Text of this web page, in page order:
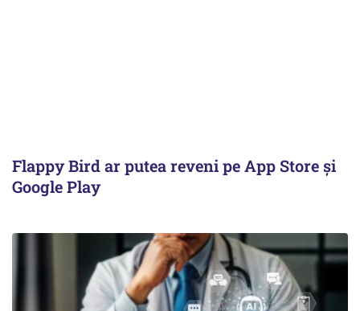
Flappy Bird ar putea reveni pe App Store și
Google Play